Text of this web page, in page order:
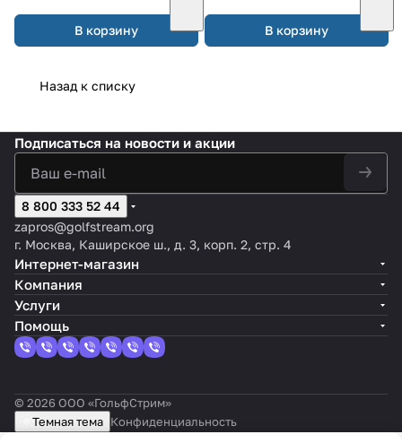
В корзину В корзину
Назад к списку
Подписаться на новости и акции
8 800 333 52 44
zapros@golfstream.org
г. Москва, Каширское ш., д. 3, корп. 2, стр. 4
Интернет-магазин
Компания
Услуги
Помощь
© 2026 ООО «ГольфСтрим»
Темная тема Конфиденциальность